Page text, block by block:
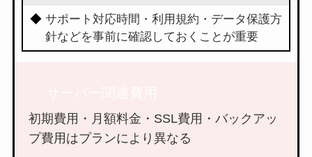
サポート対応時間・利用規約・データ保護方
針などを事前に確認しておくことが重要
初期費用・月額料金・SSL費用・バックアッ
プ費用はプランにより異なる